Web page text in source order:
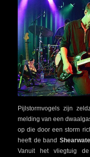
Pijlstormvogels zijn
melding van een
op die door een storm
heeft de band
Vanuit het vliegtuig